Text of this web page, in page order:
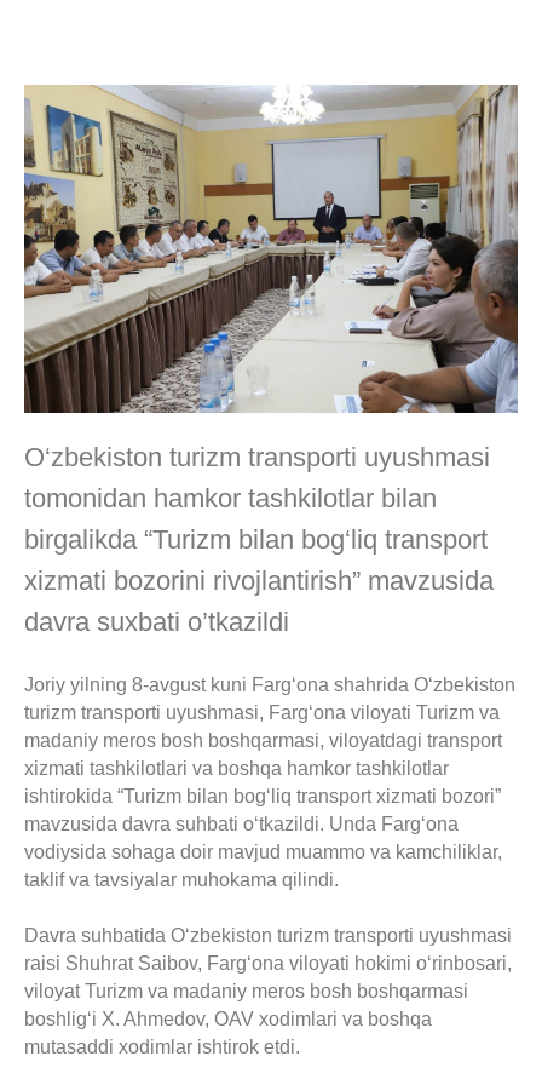
O‘zbekiston turizm transporti uyushmasi
tomonidan hamkor tashkilotlar bilan
birgalikda “Turizm bilan bog‘liq transport
xizmati bozorini rivojlantirish” mavzusida
davra suxbati o’tkazildi
Joriy yilning 8-avgust kuni Farg‘ona shahrida O‘zbekiston
turizm transporti uyushmasi, Farg‘ona viloyati Turizm va
madaniy meros bosh boshqarmasi, viloyatdagi transport
xizmati tashkilotlari va boshqa hamkor tashkilotlar
ishtirokida “Turizm bilan bog‘liq transport xizmati bozori”
mavzusida davra suhbati o‘tkazildi. Unda Farg‘ona
vodiysida sohaga doir mavjud muammo va kamchiliklar,
taklif va tavsiyalar muhokama qilindi.
Davra suhbatida O‘zbekiston turizm transporti uyushmasi
raisi Shuhrat Saibov, Farg‘ona viloyati hokimi o‘rinbosari,
viloyat Turizm va madaniy meros bosh boshqarmasi
boshlig‘i X. Ahmedov, OAV xodimlari va boshqa
mutasaddi xodimlar ishtirok etdi.